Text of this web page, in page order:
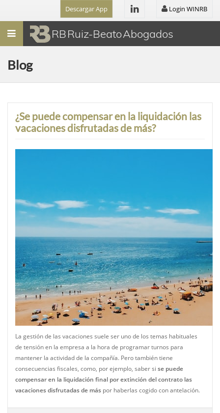
Descargar App Login WINRB
Menú RB Ruiz-Beato Abogados
Blog
¿Se puede compensar en la liquidación las
vacaciones disfrutadas de más?
La gestión de las vacaciones suele ser uno de los temas habituales
de tensión en la empresa a la hora de programar turnos para
mantener la actividad de la compañía. Pero también tiene
consecuencias fiscales, como, por ejemplo, saber si se puede
compensar en la liquidación final por extinción del contrato las
vacaciones disfrutadas de más por haberlas cogido con antelación.